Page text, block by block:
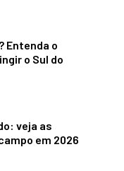
Entenda o
o Sul do
veja as
em 2026